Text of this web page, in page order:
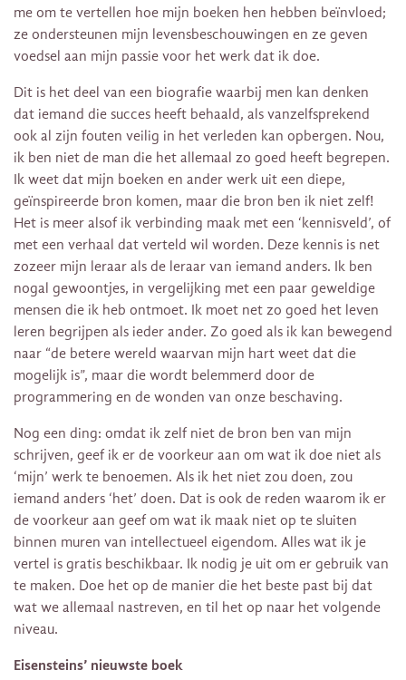
me om te vertellen hoe mijn boeken hen hebben beïnvloed;
ze ondersteunen mijn levensbeschouwingen en ze geven
voedsel aan mijn passie voor het werk dat ik doe.
Dit is het deel van een biografie waarbij men kan denken
dat iemand die succes heeft behaald, als vanzelfsprekend
ook al zijn fouten veilig in het verleden kan opbergen. Nou,
ik ben niet de man die het allemaal zo goed heeft begrepen.
Ik weet dat mijn boeken en ander werk uit een diepe,
geïnspireerde bron komen, maar die bron ben ik niet zelf!
Het is meer alsof ik verbinding maak met een ‘kennisveld’, of
met een verhaal dat verteld wil worden. Deze kennis is net
zozeer mijn leraar als de leraar van iemand anders. Ik ben
nogal gewoontjes, in vergelijking met een paar geweldige
mensen die ik heb ontmoet. Ik moet net zo goed het leven
leren begrijpen als ieder ander. Zo goed als ik kan bewegend
naar “de betere wereld waarvan mijn hart weet dat die
mogelijk is”, maar die wordt belemmerd door de
programmering en de wonden van onze beschaving.
Nog een ding: omdat ik zelf niet de bron ben van mijn
schrijven, geef ik er de voorkeur aan om wat ik doe niet als
‘mijn’ werk te benoemen. Als ik het niet zou doen, zou
iemand anders ‘het’ doen. Dat is ook de reden waarom ik er
de voorkeur aan geef om wat ik maak niet op te sluiten
binnen muren van intellectueel eigendom. Alles wat ik je
vertel is gratis beschikbaar. Ik nodig je uit om er gebruik van
te maken. Doe het op de manier die het beste past bij dat
wat we allemaal nastreven, en til het op naar het volgende
niveau.
Eisensteins’ nieuwste boek